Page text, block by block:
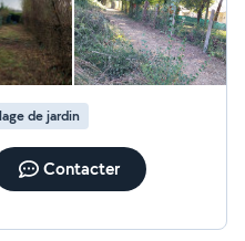
fuge toiture façade
et toiture métallique
gouttière
de jardin
Contacter